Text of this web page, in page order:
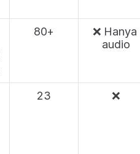
80+
❌ Hanya
audio
23 ❌